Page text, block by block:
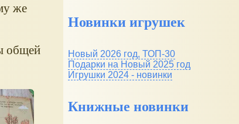
же
общей
Новинки игрушек
Новый 2026 год, ТОП-30
Подарки на Новый 2025 год
Игрушки 2024 - новинки
Книжные новинки